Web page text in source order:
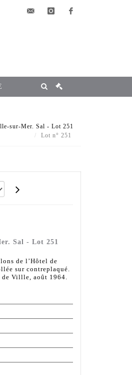
sur-Mer. Sal - Lot 251
Lot n° 251
Sal - Lot 251
de l’Hôtel de
sur contreplaqué.
Villle, août 1964.